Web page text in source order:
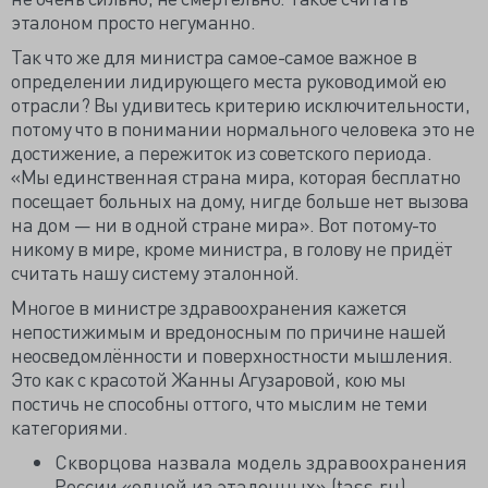
эталоном просто негуманно.
Так что же для министра самое-самое важное в
определении лидирующего места руководимой ею
отрасли? Вы удивитесь критерию исключительности,
потому что в понимании нормального человека это не
достижение, а пережиток из советского периода.
«Мы единственная страна мира, которая бесплатно
посещает больных на дому, нигде больше нет вызова
на дом — ни в одной стране мира». Вот потому-то
никому в мире, кроме министра, в голову не придёт
считать нашу систему эталонной.
Многое в министре здравоохранения кажется
непостижимым и вредоносным по причине нашей
неосведомлённости и поверхностности мышления.
Это как с красотой Жанны Агузаровой, кою мы
постичь не способны оттого, что мыслим не теми
категориями.
Скворцова назвала модель здравоохранения